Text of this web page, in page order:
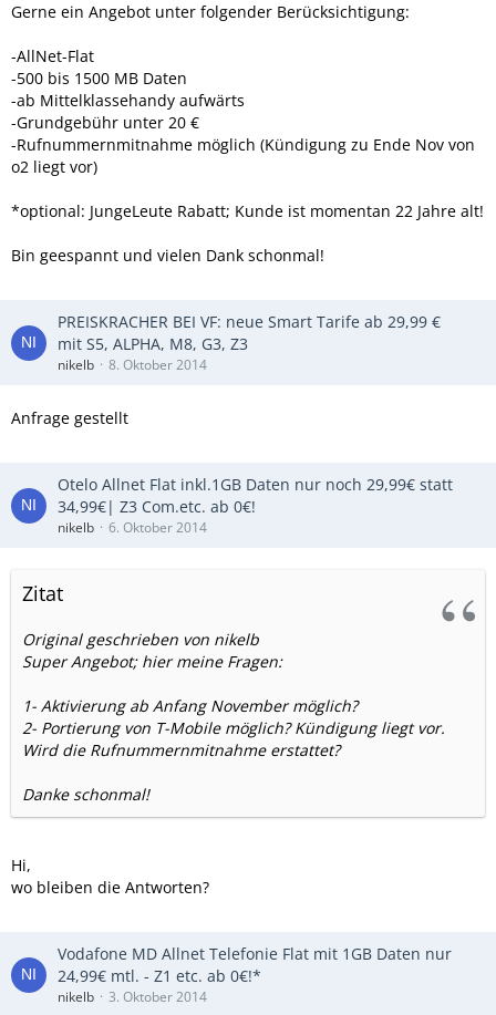
Gerne ein Angebot unter folgender Berücksichtigung:
-AllNet-Flat
-500 bis 1500 MB Daten
-ab Mittelklassehandy aufwärts
-Grundgebühr unter 20 €
-Rufnummernmitnahme möglich (Kündigung zu Ende Nov von
o2 liegt vor)
*optional: JungeLeute Rabatt; Kunde ist momentan 22 Jahre alt!
Bin geespannt und vielen Dank schonmal!
PREISKRACHER BEI VF: neue Smart Tarife ab 29,99 €
mit S5, ALPHA, M8, G3, Z3
nikelb 8. Oktober 2014
Anfrage gestellt
Otelo Allnet Flat inkl.1GB Daten nur noch 29,99€ statt
34,99€| Z3 Com.etc. ab 0€!
nikelb 6. Oktober 2014
Zitat
Original geschrieben von nikelb
Super Angebot; hier meine Fragen:
1- Aktivierung ab Anfang November möglich?
2- Portierung von T-Mobile möglich? Kündigung liegt vor.
Wird die Rufnummernmitnahme erstattet?
Danke schonmal!
Hi,
wo bleiben die Antworten?
Vodafone MD Allnet Telefonie Flat mit 1GB Daten nur
24,99€ mtl. - Z1 etc. ab 0€!*
nikelb 3. Oktober 2014